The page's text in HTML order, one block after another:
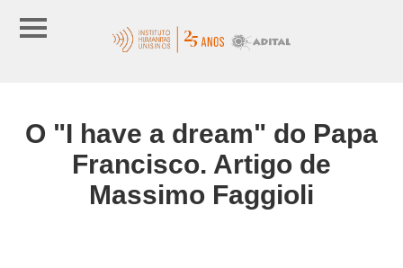
O "I have a dream" do Papa
Francisco. Artigo de
Massimo Faggioli